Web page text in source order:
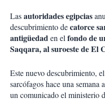
Lasautoridades egipcias
descubrimiento decatorce
antigüedaden elfondo de
Saqqara, al suroeste de El
Este nuevo descubrimiento,
sarcófagos hace una semana
un comunicado el ministerio